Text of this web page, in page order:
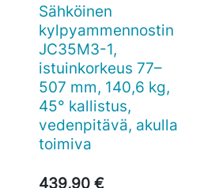
Sähköinen
kylpyammennostin
JC35M3-1,
istuinkorkeus 77–
507 mm, 140,6 kg,
45° kallistus,
vedenpitävä, akulla
toimiva
439,90 €